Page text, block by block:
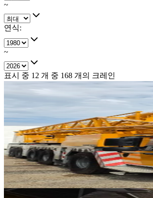
~
연식:
~
표시 중 12 개 중 168 개의 크레인
NEW
LTM 1230-5.1
2025년식 · 230톤
가격 문의
53
판매중